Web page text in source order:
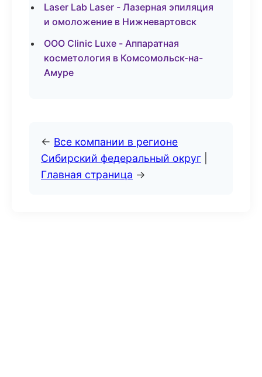
Laser Lab Laser - Лазерная эпиляция
и омоложение в Нижневартовск
ООО Clinic Luxe - Аппаратная
косметология в Комсомольск-на-
Амуре
← Все компании в регионе
Сибирский федеральный округ
Главная страница →